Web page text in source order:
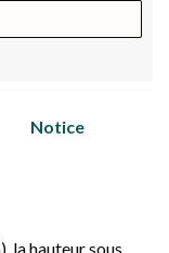
Notice
la hauteur sous